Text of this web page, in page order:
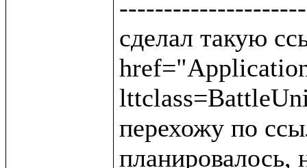
сделал такую
перехожу по
планировалось,